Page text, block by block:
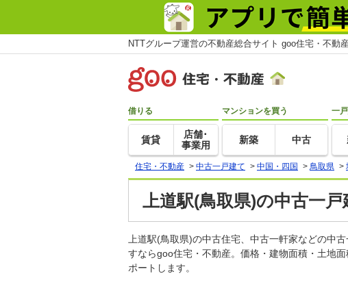
NTTグループ運営の不動産総合サイト goo住宅・不動産
借りる
賃貸
店舗･
事業用
マンションを買う
新築 中古
一
住宅・不動産 > 中古一戸建て > 中国・四国 > 鳥取県 >
上道駅(鳥取県)の中古一
上道駅(鳥取県)の中古住宅、中古一軒家などの中
すならgoo住宅・不動産。価格・建物面積・土地
ポートします。